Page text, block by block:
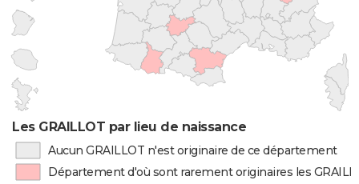
Les GRAILLOT par lieu de naissance
Aucun GRAILLOT n'est originaire de ce département
Département d'où sont rarement originaires les